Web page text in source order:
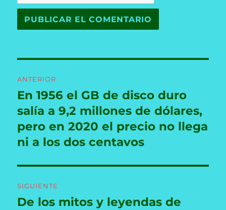
de
entradas
ANTERIOR
Entrada
anterior:
En 1956 el GB de disco duro
salía a 9,2 millones de dólares,
pero en 2020 el precio no llega
ni a los dos centavos
SIGUIENTE
Entrada
De los mitos y leyendas de